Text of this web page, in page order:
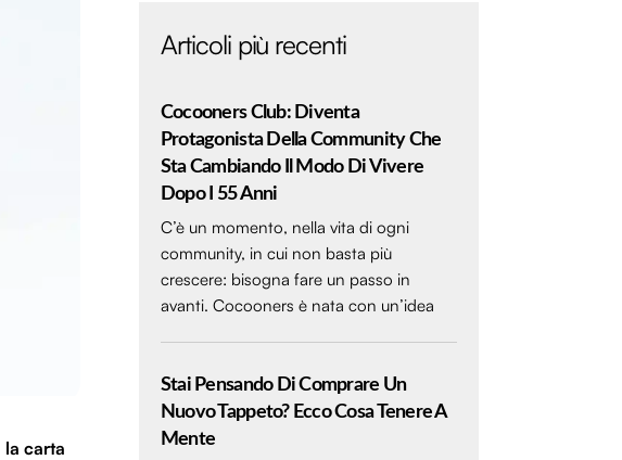
la carta
Articoli più recenti
Cocooners Club: Diventa
Protagonista Della Community Che
Sta Cambiando Il Modo Di Vivere
Dopo I 55 Anni
C’è un momento, nella vita di ogni
community, in cui non basta più
crescere: bisogna fare un passo in
avanti. Cocooners è nata con un’idea
Stai Pensando Di Comprare Un
Nuovo Tappeto? Ecco Cosa Tenere A
Mente